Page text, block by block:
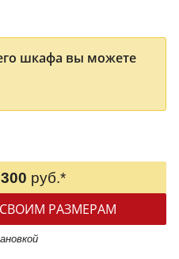
шкафа вы можете
руб.*
РАЗМЕРАМ